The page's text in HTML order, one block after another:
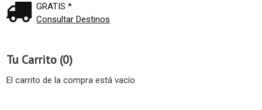
GRATIS *
Consultar Destinos
Tu Carrito (0)
El carrito de la compra está vacío